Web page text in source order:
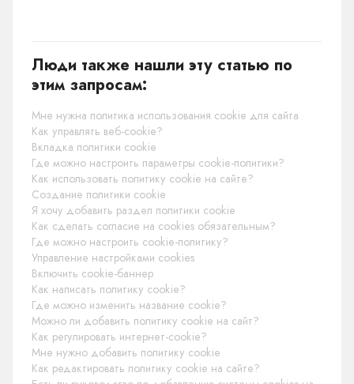
Люди также нашли эту статью по
этим запросам:
Мне нужна политика использования cookie для сайта
Как управлять веб-cookie?
Вкладка политики cookie
Где можно настроить параметры cookie-политики?
Как использовать политику cookie на сайте?
Создание политики cookie
Я хочу добавить раздел политики cookie
Как сделать согласие на cookies обязательным?
Где можно настроить cookie-политику?
Управление настройками cookies
Включить cookie-баннер
Как написать политику cookie?
Где можно изменить название cookie?
Можно ли добавить политику cookie на сайт?
Как регулировать интернет-cookie?
Мне нужно добавить политику cookie
Как редактировать политику cookie на сайте?